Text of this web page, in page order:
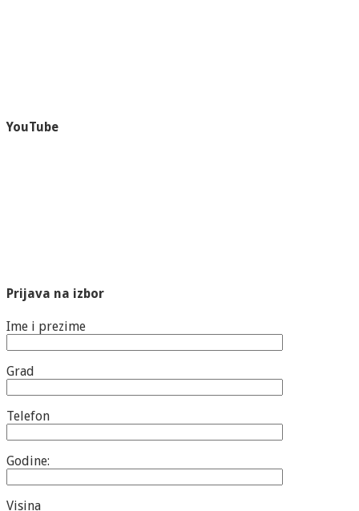
YouTube
Prijava na izbor
Ime i prezime
Grad
Telefon
Godine:
Visina